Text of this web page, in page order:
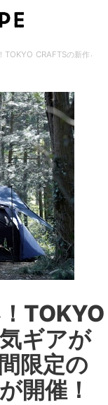
TOKYO CRAFTSの新作＆
TOKYO
ギアが
限定の
開催！